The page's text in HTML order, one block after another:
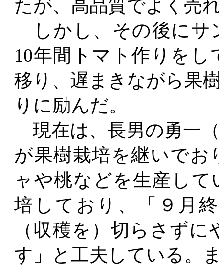
たが、高品質でよく売
しかし、その後にサ
10年間トマト作りを
移り、遅まきながら果
りに励んだ。
現在は、長男の勇一
が果樹栽培を継いで
ャや桃などを生産し
培しており、「９月
（収穫を）切らさず
す」と工夫している。